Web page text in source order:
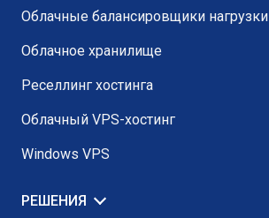
Облачные балансировщики нагрузки
Облачное хранилище
Реселлинг хостинга
Облачный VPS-хостинг
Windows VPS
РЕШЕНИЯ